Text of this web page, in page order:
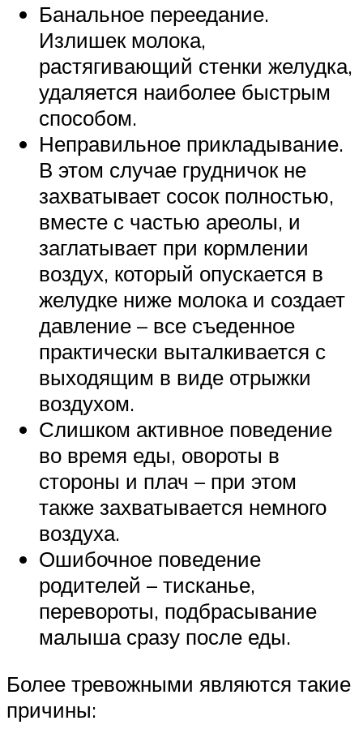
Банальное переедание.
Излишек молока,
растягивающий стенки желудка,
удаляется наиболее быстрым
способом.
Неправильное прикладывание.
В этом случае грудничок не
захватывает сосок полностью,
вместе с частью ареолы, и
заглатывает при кормлении
воздух, который опускается в
желудке ниже молока и создает
давление – все съеденное
практически выталкивается с
выходящим в виде отрыжки
воздухом.
Слишком активное поведение
во время еды, овороты в
стороны и плач – при этом
также захватывается немного
воздуха.
Ошибочное поведение
родителей – тисканье,
перевороты, подбрасывание
малыша сразу после еды.
Более тревожными являются такие
причины: